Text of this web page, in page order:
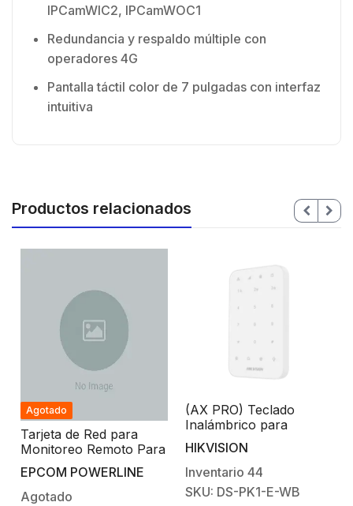
IPCamWIC2, IPCamWOC1
Redundancia y respaldo múltiple con
operadores 4G
Pantalla táctil color de 7 pulgadas con interfaz
intuitiva
Productos relacionados
Agotado
Tarjeta de Red para
Monitoreo Remoto Para
UPS Online
EPCOM POWERLINE
Agotado
(AX PRO) Teclado
Inalámbrico para
Armado y Desarmado /
Funciones de
Automatización para
control de Relevadores
HIKVISION
Inventario 44
SKU: DS-PK1-E-WB